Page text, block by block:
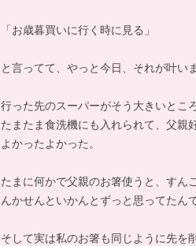
「お歳暮買いに行く時に見る」
と言ってて、やっと今日、それが叶い
行った先のスーパーがそう大きいとこ
たまたま食洗機にも入れられて、父親
よかったよかった。
たまに何かで父親のお箸使うと、すん
んかせんといかんとずっと思ってたん
そして実は私のお箸も同じように先を